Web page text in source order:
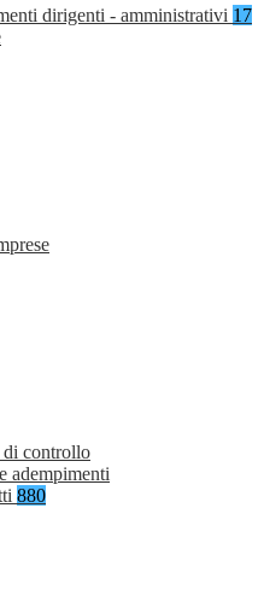
dirigenti - amministrativi 17
controllo
adempimenti
880